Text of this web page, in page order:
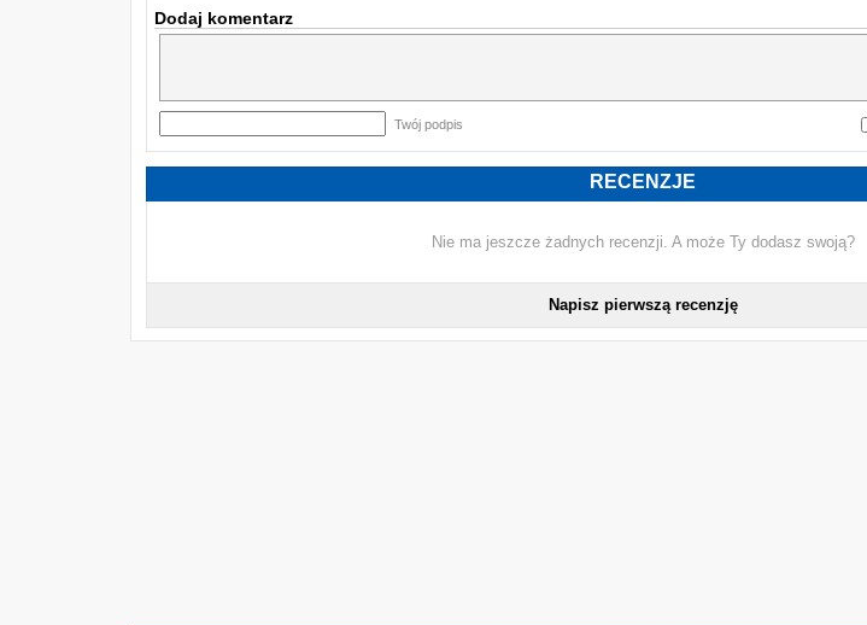
Dodaj komentarz
Twój podpis
RECENZJE
Nie ma jeszcze żadnych recenzji. A może Ty dodasz swoją?
Napisz pierwszą recenzję